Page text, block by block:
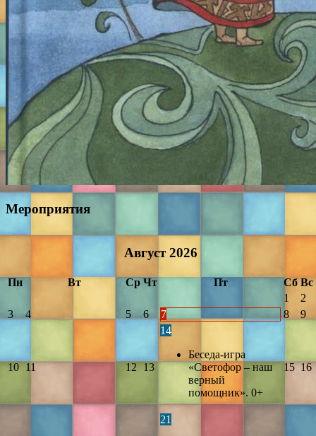
Мероприятия
Август 2026
Пн Вт Ср Чт Пт Сб Вс
1
2
3
4 5 6 7 8 9
10 11 12 13
14
Беседа-игра
«Светофор – наш
верный
помощник». 0+
15 16
21